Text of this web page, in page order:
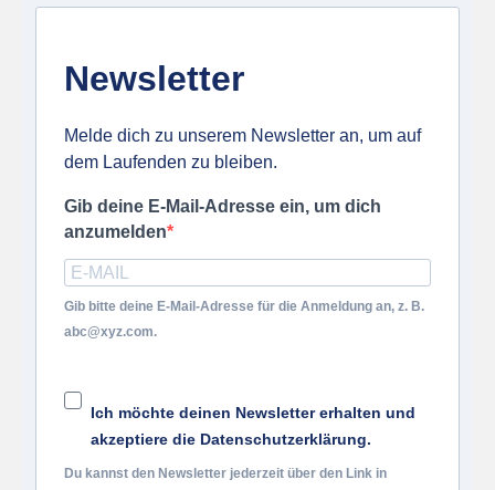
Newsletter
Melde dich zu unserem Newsletter an, um auf
dem Laufenden zu bleiben.
Gib deine E-Mail-Adresse ein, um dich
anzumelden
Gib bitte deine E-Mail-Adresse für die Anmeldung an, z. B.
abc@xyz.com.
Ich möchte deinen Newsletter erhalten und
akzeptiere die Datenschutzerklärung.
Du kannst den Newsletter jederzeit über den Link in